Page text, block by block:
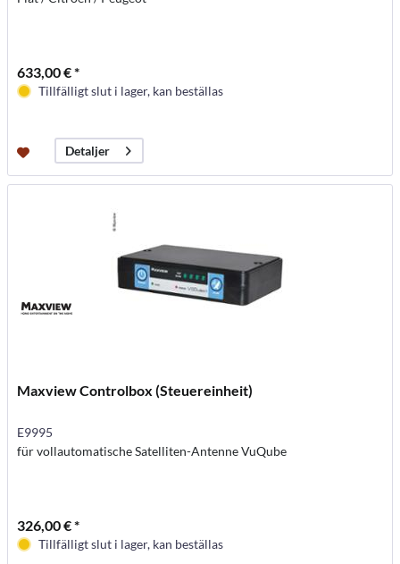
633,00 € *
Tillfälligt slut i lager, kan beställas
Detaljer
Maxview Controlbox (Steuereinheit)
E9995
für vollautomatische Satelliten-Antenne VuQube
326,00 € *
Tillfälligt slut i lager, kan beställas